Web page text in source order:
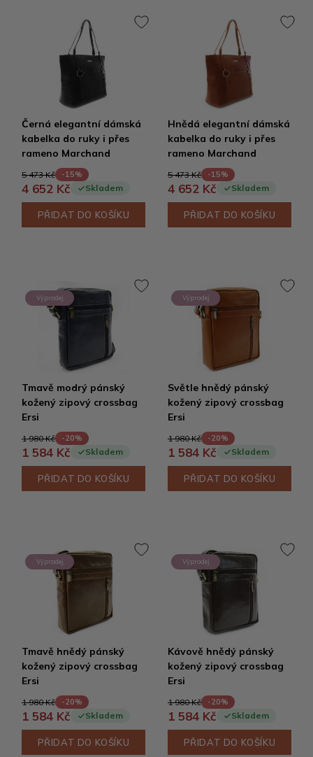
Černá elegantní dámská
kabelka do ruky i přes
rameno Marchand
5 473 Kč -15%
4 652 Kč Skladem
PŘIDAT DO KOŠÍKU
Hnědá elegantní dámská
kabelka do ruky i přes
rameno Marchand
5 473 Kč -15%
4 652 Kč Skladem
PŘIDAT DO KOŠÍKU
Výprodej
Tmavě modrý pánský
kožený zipový crossbag
Ersi
1 980 Kč -20%
1 584 Kč Skladem
PŘIDAT DO KOŠÍKU
Výprodej
Světle hnědý pánský
kožený zipový crossbag
Ersi
1 980 Kč -20%
1 584 Kč Skladem
PŘIDAT DO KOŠÍKU
Výprodej
Tmavě hnědý pánský
kožený zipový crossbag
Ersi
1 980 Kč -20%
1 584 Kč Skladem
PŘIDAT DO KOŠÍKU
Výprodej
Kávově hnědý pánský
kožený zipový crossbag
Ersi
1 980 Kč -20%
1 584 Kč Skladem
PŘIDAT DO KOŠÍKU